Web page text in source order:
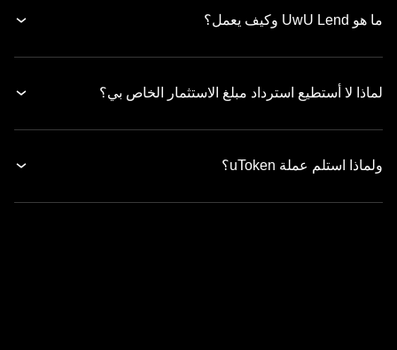
ما هو UwU Lend وكيف يعمل؟
لماذا لا أستطيع استرداد مبلغ الاستثمار الخاص بي؟
ولماذا استلم عملة uToken؟